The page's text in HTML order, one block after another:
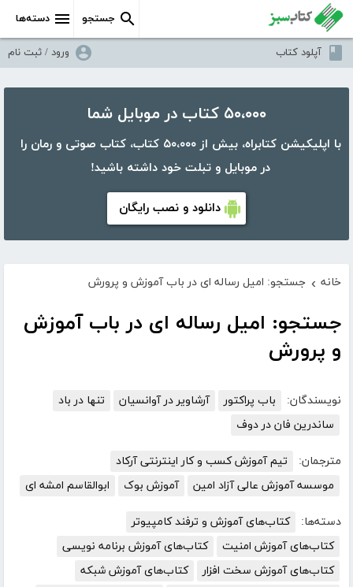
دسته‌ها جستجو
آپلود کتاب ورود / ثبت نام
۵۰،۰۰۰ کتاب در موبایل شما
با اپلیکیشن کتابراه، بیش از ۵۰،۰۰۰ کتاب، کتاب صوتی و رمان را
در موبایل و تبلت خود داشته باشید!
دانلود و نصب رایگان
خانه › جستجو: امیل رساله ای در باب آموزش و پرورش
جستجو: امیل رساله ای در باب آموزش
و پرورش
نویسندگان: باب پراکتور آرشاویر در آوانسیان
تنها در باد
ساندرین فان در دوف
مترجمان:
تیم آموزش کسب و کار اینترنتی آرکاد
موسسه آموزش عالی آزاد امین
آموزش بوک ابوالقاسم امشه ای
دسته‌ها:
کتاب‌های آموزش و ترفند کامپیوتر
کتاب‌های آموزش امنیت
کتاب‌های آموزش برنامه نویسی
کتاب‌های آموزش سخت افزار
کتاب‌های آموزش شبکه